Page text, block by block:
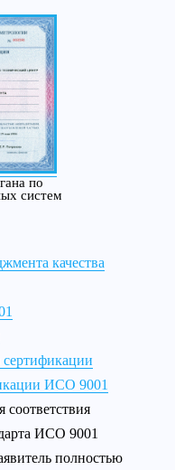
по
систем
качества
ИСО 9001
ИСО 9001
полностью